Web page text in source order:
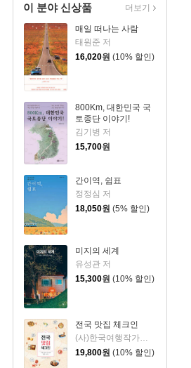
이 분야 신상품
매일 떠나는 사람
태원준 저
16,020원 (10% 할인)
800Km, 대한민국 국
토종단 이야기!
김기병 저
15,700원
간이역, 쉼표
정정심 저
18,050원 (5% 할인)
미지의 세계
유성관 저
15,300원 (10% 할인)
전국 맛집 체크인
19,800원 (10% 할인)
더보기